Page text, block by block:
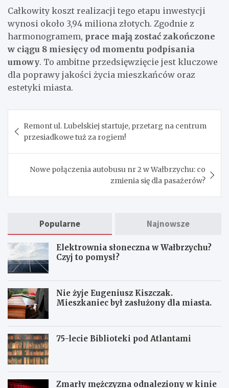
Całkowity koszt realizacji tego etapu inwestycji
wynosi około 3,94 miliona złotych. Zgodnie z
harmonogramem, prace mają zostać zakończone
w ciągu 8 miesięcy od momentu podpisania
umowy. To ambitne przedsięwzięcie jest kluczowe
dla poprawy jakości życia mieszkańców oraz
estetyki miasta.
wpisu
Remont ul. Lubelskiej startuje, przetarg na centrum
przesiadkowe tuż za rogiem!
Nowe połączenia autobusu nr 2 w Wałbrzychu: co
zmienia się dla pasażerów?
Popularne Najnowsze
Elektrownia słoneczna w Wałbrzychu?
Czyj to pomysł?
Nie żyje Eugeniusz Kiszczak.
Mieszkaniec był zasłużony dla miasta.
75-lecie Biblioteki pod Atlantami
Zmarły mężczyzna odnaleziony w kinie